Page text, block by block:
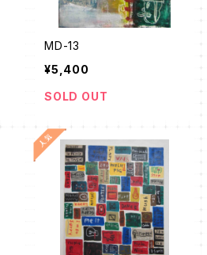
MD-13
¥5,400
SOLD OUT